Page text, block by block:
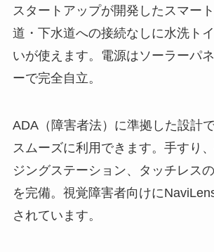
スタートアップが開発したスマー
道・下水道への接続なしに水洗ト
いが使えます。電源はソーラーパ
ーで完全自立。
ADA（障害者法）に準拠した設計
スムーズに利用できます。手すり
ジングステーション、タッチレス
を完備。視覚障害者向けに
されています。